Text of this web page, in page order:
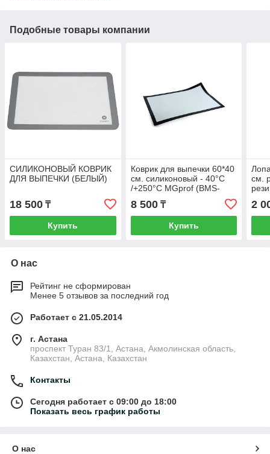
Подобные товары компании
СИЛИКОНОВЫЙ КОВРИК
ДЛЯ ВЫПЕЧКИ (БЕЛЫЙ)
18 500 ₸
Купить
Коврик для выпечки 60*40
см. силиконовый - 40°С
/+250°С MGprof (BMS-
6040) /1/100/
8 500₸
Купить
см.
2
О нас
Рейтинг не сформирован
Менее 5 отзывов за последний год
Работает с 21.05.2014
г. Астана
проспект Туран 83/1, Астана, Акмолинская область,
Казахстан, Астана, Казахстан
Контакты
Сегодня работает с 09:00 до 18:00
Показать весь график работы
О нас